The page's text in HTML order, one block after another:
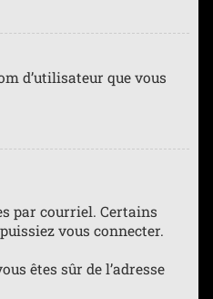
d’utilisateur que vous
par courriel. Certains
vous connecter.
êtes sûr de l’adresse